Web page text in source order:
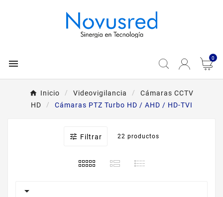
 0
Inicio Videovigilancia
Cámaras CCTV
HD
Cámaras PTZ Turbo HD / AHD / HD-TVI
 Filtrar 22 productos
